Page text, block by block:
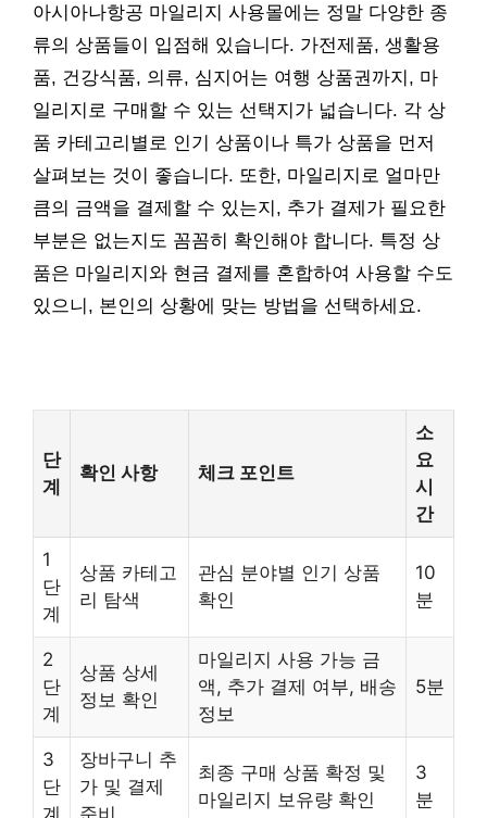
아시아나항공 마일리지 사용몰에는 정말 다양한 종
류의 상품들이 입점해 있습니다. 가전제품, 생활용
품, 건강식품, 의류, 심지어는 여행 상품권까지, 마
일리지로 구매할 수 있는 선택지가 넓습니다. 각 상
품 카테고리별로 인기 상품이나 특가 상품을 먼저
살펴보는 것이 좋습니다. 또한, 마일리지로 얼마만
큼의 금액을 결제할 수 있는지, 추가 결제가 필요한
부분은 없는지도 꼼꼼히 확인해야 합니다. 특정 상
품은 마일리지와 현금 결제를 혼합하여 사용할 수도
있으니, 본인의 상황에 맞는 방법을 선택하세요.
단
계
확인 사항 체크 포인트
소
요
시
간
1
단
계
상품 카테고
리 탐색
관심 분야별 인기 상품
확인
10
분
2
단
계
상품 상세
정보 확인
마일리지 사용 가능 금
액, 추가 결제 여부, 배송
정보
5분
3
단
계
장바구니 추
가 및 결제
준비
최종 구매 상품 확정 및
마일리지 보유량 확인
3
분